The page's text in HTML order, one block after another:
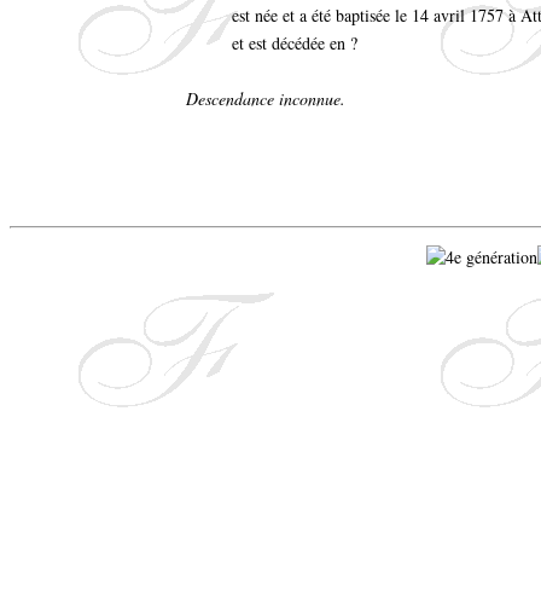
est née et a été baptisée le 14 avril 1757 à
et est décédée en ?
Descendance inconnue.